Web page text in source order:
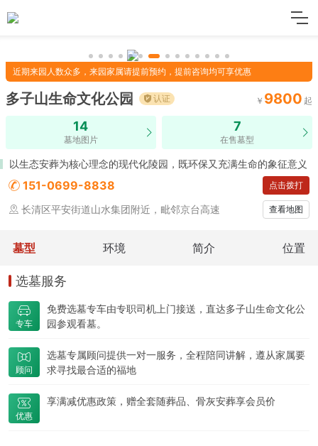
近期来园人数众多，来园家属请提前预约，提前咨询均可享优惠
多子山生命文化公园 认证 9800
14
墓地图片
7
在售墓型
以生态安葬为核心理念的现代化陵园，既环保又充满生命的象征意义
151-0699-8838 点击拨打
长清区平安街道山水集团附近，毗邻京台高速 查看地图
墓型 环境 简介 位置
选墓服务
专车
免费选墓专车由专职司机上门接送，直达多子山生命文化公
园参观看墓。
顾问
选墓专属顾问提供一对一服务，全程陪同讲解，遵从家属要
求寻找最合适的福地
优惠
享满减优惠政策，赠全套随葬品、骨灰安葬享会员价